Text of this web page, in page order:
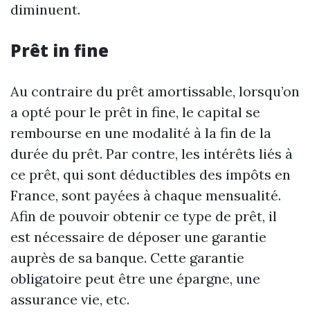
diminuent.
Prêt in fine
Au contraire du prêt amortissable, lorsqu’on
a opté pour le prêt in fine, le capital se
rembourse en une modalité à la fin de la
durée du prêt. Par contre, les intérêts liés à
ce prêt, qui sont déductibles des impôts en
France, sont payées à chaque mensualité.
Afin de pouvoir obtenir ce type de prêt, il
est nécessaire de déposer une garantie
auprès de sa banque. Cette garantie
obligatoire peut être une épargne, une
assurance vie, etc.